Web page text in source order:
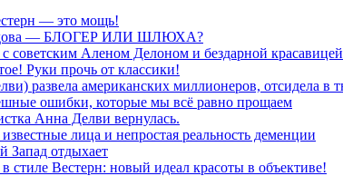
— это мощь!
— БЛОГЕР ИЛИ ШЛЮХА?
с советским Аленом Делоном и бездарной
Руки прочь от классики!
развела американских миллионеров, отсидела в
ошибки, которые мы всё равно прощаем
Анна Делви вернулась.
лица и непростая реальность деменции
Запад отдыхает
Вестерн: новый идеал красоты в объективе!